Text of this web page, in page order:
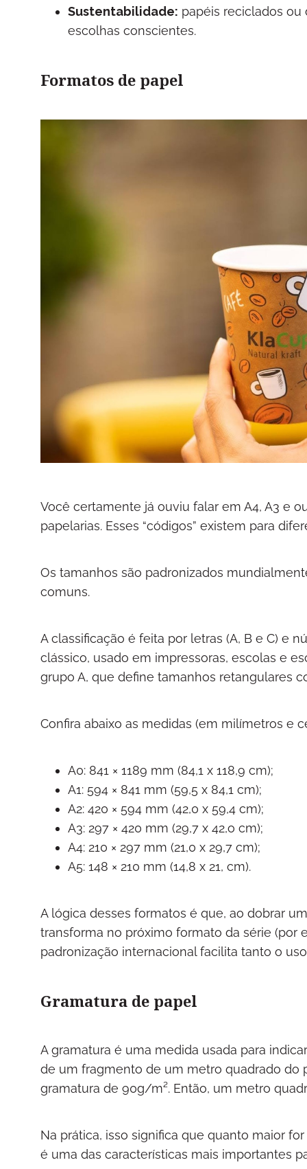
Sustentabilidade: papéis reciclados ou
escolhas conscientes.
Formatos de papel
Você certamente já ouviu falar em A4, A3 e
papelarias. Esses “códigos” existem para
Os tamanhos são padronizados
comuns.
A classificação é feita por letras (A, B e C) e
clássico, usado em impressoras, escolas e
grupo A, que define tamanhos retangulares
Confira abaixo as medidas (em milímetros e
A0: 841 × 1189 mm (84,1 x 118,9 cm);
A1: 594 × 841 mm (59,5 x 84,1 cm);
A2: 420 × 594 mm (42,0 x 59,4 cm);
A3: 297 × 420 mm (29,7 x 42,o cm);
A4: 210 × 297 mm (21,0 x 29,7 cm);
A5: 148 × 210 mm (14,8 x 21, cm).
A lógica desses formatos é que, ao dobrar
transforma no próximo formato da série (por
padronização internacional facilita tanto o
Gramatura de papel
A gramatura é uma medida usada para
de um fragmento de um metro quadrado do
gramatura de 90g/m². Então, um metro
Na prática, isso significa que quanto maior
é uma das características mais importantes